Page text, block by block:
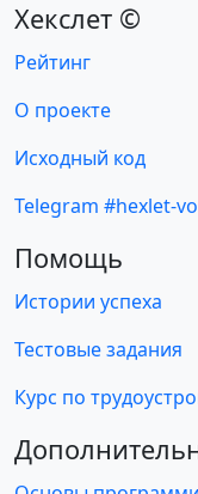
Хекслет ©
Рейтинг
О проекте
Исходный код
Telegram #hexlet-
Помощь
Истории успеха
Тестовые задания
Курс по